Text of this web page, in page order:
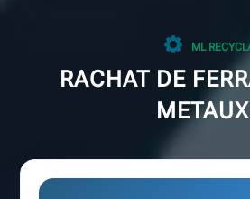
ML
RACHAT DE
METAUX